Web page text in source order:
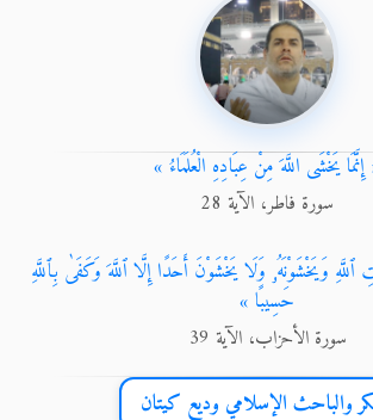
يَخْشَى اللَّهَ مِنْ عِبَادِهِ الْعُلَمَاءُ »
سورة فاطر، الآية 28
وَيَخْشَوْنَهُۥ وَلَا يَخْشَوْنَ أَحَدًا إِلَّا ٱللَّهَ وَكَفَىٰ بِٱللَّهِ
حَسِيبًا »
سورة الأحزاب، الآية 39
والباحث الإسلامي وديع كيتان